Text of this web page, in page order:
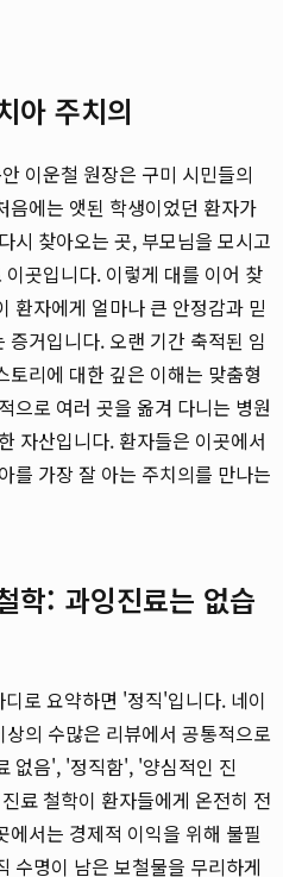
아 주치의
이운철 원장은 구미 시민들의
음에는 앳된 학생이었던 환자가
시 찾아오는 곳, 부모님을 모시고
곳입니다. 이렇게 대를 이어 찾
환자에게 얼마나 큰 안정감과 믿
거입니다. 오랜 기간 축적된 임
리에 대한 깊은 이해는 맞춤형
으로 여러 곳을 옮겨 다니는 병원
자산입니다. 환자들은 이곳에서
를 가장 잘 아는 주치의를 만나는
학: 과잉진료는 없습
로 요약하면 '정직'입니다. 네이
의 수많은 리뷰에서 공통적으로
없음', '정직함', '양심적인 진
료 철학이 환자들에게 온전히 전
서는 경제적 이익을 위해 불필
수명이 남은 보철물을 무리하게